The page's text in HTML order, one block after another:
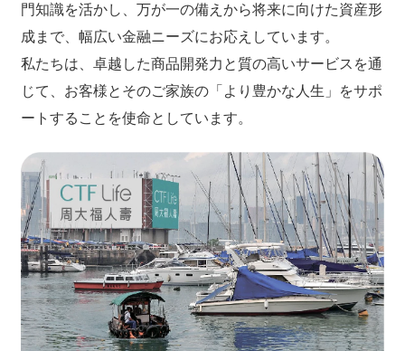
門知識を活かし、万が一の備えから将来に向けた資産形
成まで、幅広い金融ニーズにお応えしています。
私たちは、卓越した商品開発力と質の高いサービスを通
じて、お客様とそのご家族の「より豊かな人生」をサポ
ートすることを使命としています。